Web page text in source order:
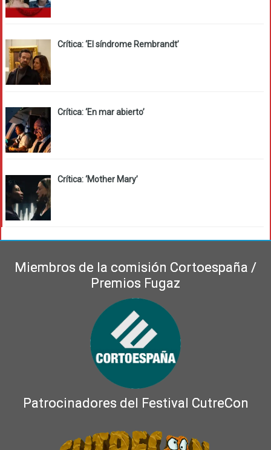
Crítica: ‘El síndrome Rembrandt’
Crítica: ‘En mar abierto’
Crítica: ‘Mother Mary’
Miembros de la comisión Cortoespaña /
Premios Fugaz
Patrocinadores del Festival CutreCon